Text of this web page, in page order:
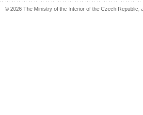
© 2026 The Ministry of the Interior of the Czech Republic,